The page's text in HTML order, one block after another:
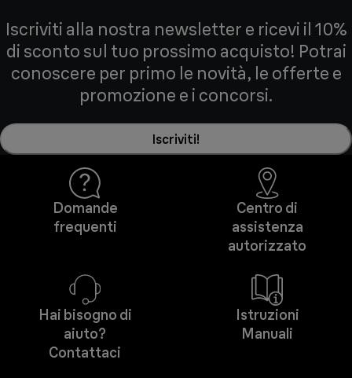
Iscriviti alla nostra newsletter e ricevi il 10%
di sconto sul tuo prossimo acquisto! Potrai
conoscere per primo le novità, le offerte e
promozione e i concorsi.
Iscriviti!
Domande
frequenti
Centro di
assistenza
autorizzato
Hai bisogno di
aiuto?
Contattaci
Istruzioni
Manuali